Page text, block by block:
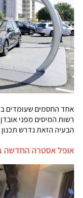
אחד החסמים שעומדים
רשות המיסים מפני
הבעיה הזאת נדרש תכנון
אופל אסטרה החדשה בישראל